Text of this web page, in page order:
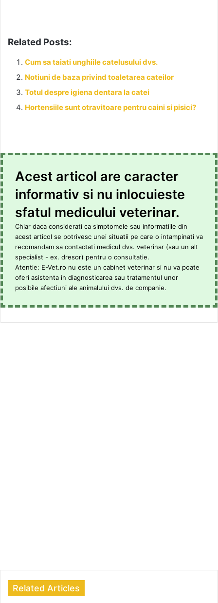
Related Posts:
Cum sa taiati unghiile catelusului dvs.
Notiuni de baza privind toaletarea cateilor
Totul despre igiena dentara la catei
Hortensiile sunt otravitoare pentru caini si pisici?
Acest articol are caracter
informativ si nu inlocuieste
sfatul medicului veterinar.
Chiar daca considerati ca simptomele sau informatiile din
acest articol se potrivesc unei situatii pe care o intampinati va
recomandam sa contactati medicul dvs. veterinar (sau un alt
specialist - ex. dresor) pentru o consultatie.
Atentie: E-Vet.ro nu este un cabinet veterinar si nu va poate
oferi asistenta in diagnosticarea sau tratamentul unor
posibile afectiuni ale animalului dvs. de companie.
Related Articles